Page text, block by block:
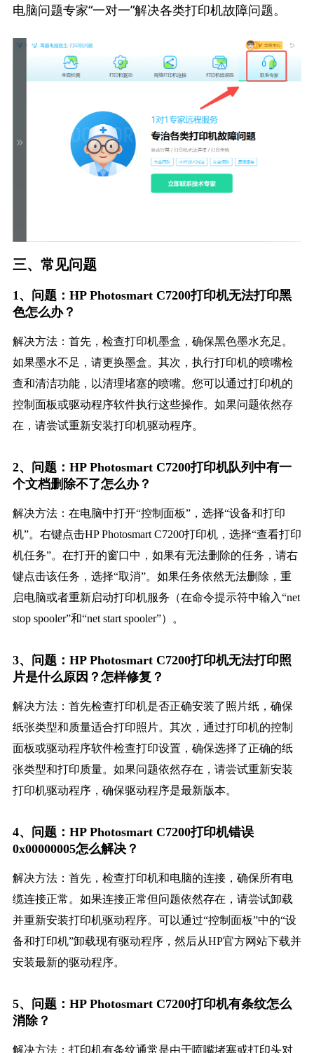
电脑问题专家“一对一”解决各类打印机故障问题。
三、常见问题
1、问题：HP Photosmart C7200打印机无法打印黑
色怎么办？
解决方法：首先，检查打印机墨盒，确保黑色墨水充足。
如果墨水不足，请更换墨盒。其次，执行打印机的喷嘴检
查和清洁功能，以清理堵塞的喷嘴。您可以通过打印机的
控制面板或驱动程序软件执行这些操作。如果问题依然存
在，请尝试重新安装打印机驱动程序。
2、问题：HP Photosmart C7200打印机队列中有一
个文档删除不了怎么办？
解决方法：在电脑中打开“控制面板”，选择“设备和打印
机”。右键点击HP Photosmart C7200打印机，选择“查看打印
机任务”。在打开的窗口中，如果有无法删除的任务，请右
键点击该任务，选择“取消”。如果任务依然无法删除，重
启电脑或者重新启动打印机服务（在命令提示符中输入“net
stop spooler”和“net start spooler”）。
3、问题：HP Photosmart C7200打印机无法打印照
片是什么原因？怎样修复？
解决方法：首先检查打印机是否正确安装了照片纸，确保
纸张类型和质量适合打印照片。其次，通过打印机的控制
面板或驱动程序软件检查打印设置，确保选择了正确的纸
张类型和打印质量。如果问题依然存在，请尝试重新安装
打印机驱动程序，确保驱动程序是最新版本。
4、问题：HP Photosmart C7200打印机错误
0x00000005怎么解决？
解决方法：首先，检查打印机和电脑的连接，确保所有电
缆连接正常。如果连接正常但问题依然存在，请尝试卸载
并重新安装打印机驱动程序。可以通过“控制面板”中的“设
备和打印机”卸载现有驱动程序，然后从HP官方网站下载并
安装最新的驱动程序。
5、问题：HP Photosmart C7200打印机有条纹怎么
消除？
解决方法：打印机有条纹通常是由于喷嘴堵塞或打印头对